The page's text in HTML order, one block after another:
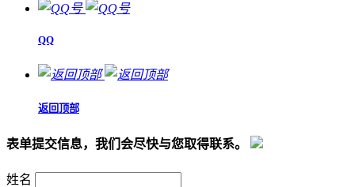
QQ
返回顶部
表单提交信息，我们会尽快与您取得联系。
姓名